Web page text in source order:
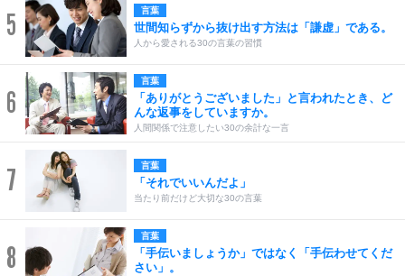
5 言葉
世間知らずから抜け出す方法は「謙虚」である。
人から愛される30の言葉の習慣
6
言葉
「ありがとうございました」と言われたとき、ど
んな返事をしていますか。
人間関係で注意したい30の余計な一言
7 言葉
「それでいいんだよ」
当たり前だけど大切な30の言葉
8
言葉
「手伝いましょうか」ではなく「手伝わせてくだ
さい」。